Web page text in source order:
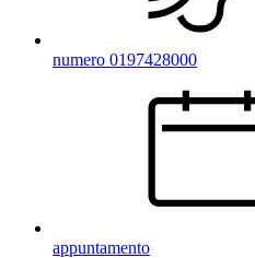
numero 0197428000
appuntamento